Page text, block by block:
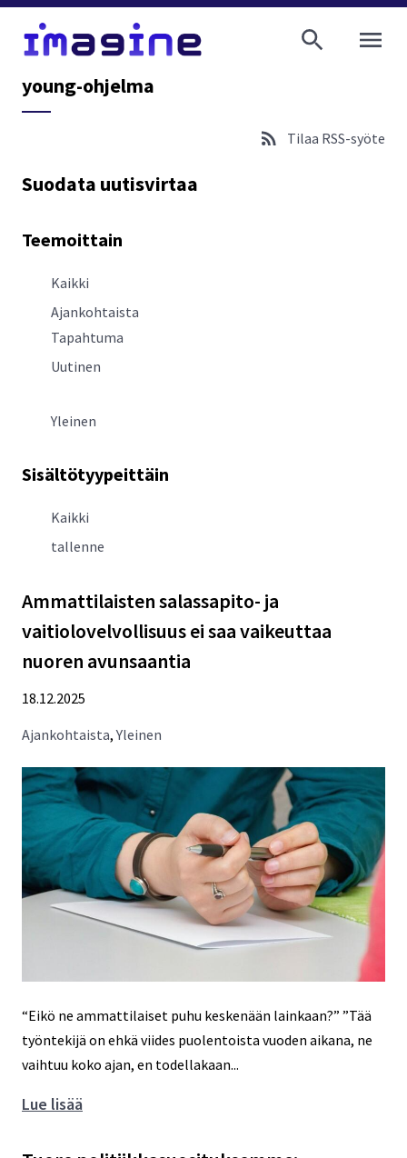
young-ohjelma
Suodata uutisvirtaa
Teemoittain
Kaikki
Ajankohtaista
Tapahtuma
Uutinen
Yleinen
Sisältötyypeittäin
Kaikki
tallenne
Tilaa RSS-syöte
Ammattilaisten salassapito- ja
vaitiolovelvollisuus ei saa vaikeuttaa
nuoren avunsaantia
18.12.2025
Ajankohtaista,Yleinen
“Eikö ne ammattilaiset puhu keskenään lainkaan?” ”Tää
työntekijä on ehkä viides puolentoista vuoden aikana, ne
vaihtuu koko ajan, en todellakaan...
Lue lisää
ja